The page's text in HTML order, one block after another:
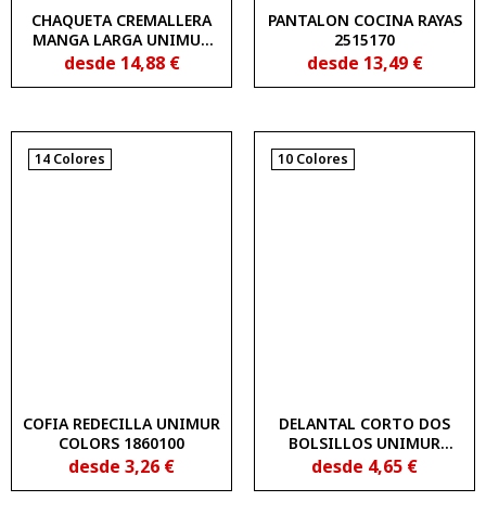
CHAQUETA CREMALLERA
MANGA LARGA UNIMUR
COLORS 1838202
desde 14,88 €
PANTALON COCINA RAYAS
2515170
desde 13,49 €
14 Colores
COFIA REDECILLA UNIMUR
COLORS 1860100
desde 3,26 €
10 Colores
DELANTAL CORTO DOS
BOLSILLOS UNIMUR
COLORS 1335260
desde 4,65 €